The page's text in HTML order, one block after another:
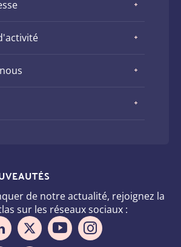
de notre actualité, rejoignez la
sur les réseaux sociaux :